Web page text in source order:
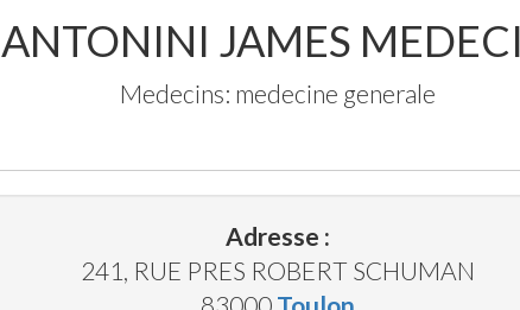
ANTONINI JAMES
Medecins: medecine generale
Adresse :
241, RUE PRES ROBERT SCHUMAN